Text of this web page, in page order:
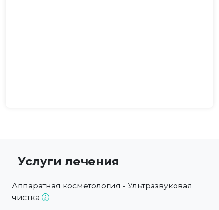
Услуги лечения
Аппаратная косметология - Ультразвуковая
чистка